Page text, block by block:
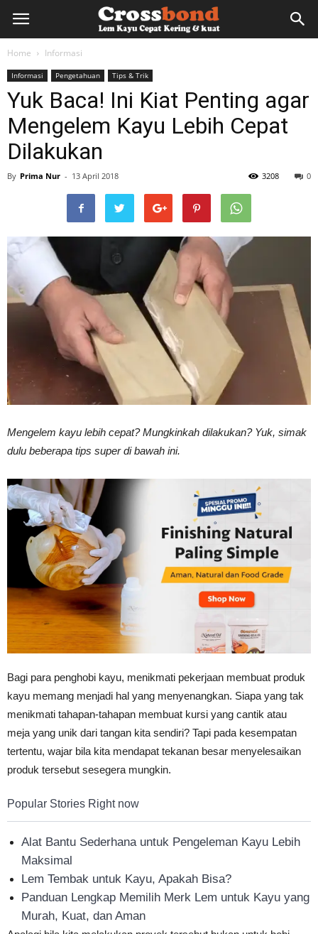
lemkayu.net
Lem
HPL,
Cepat
Kering,
&
Tahan
Lama
Home Informasi
Informasi Pengetahuan Tips & Trik
Yuk Baca! Ini Kiat Penting agar
Mengelem Kayu Lebih Cepat
Dilakukan
By Prima Nur - 13 April 2018 0
3208
Mengelem kayu lebih cepat? Mungkinkah dilakukan? Yuk, simak
dulu beberapa tips super di bawah ini.
Bagi para penghobi kayu, menikmati pekerjaan membuat produk
kayu memang menjadi hal yang menyenangkan. Siapa yang tak
menikmati tahapan-tahapan membuat kursi yang cantik atau
meja yang unik dari tangan kita sendiri? Tapi pada kesempatan
tertentu, wajar bila kita mendapat tekanan besar menyelesaikan
produk tersebut sesegera mungkin.
Popular Stories Right now
Alat Bantu Sederhana untuk Pengeleman Kayu Lebih
Maksimal
Lem Tembak untuk Kayu, Apakah Bisa?
Panduan Lengkap Memilih Merk Lem untuk Kayu yang
Murah, Kuat, dan Aman